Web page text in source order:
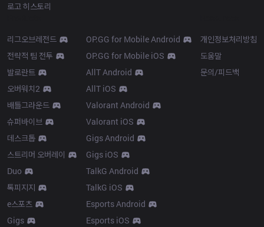
로고 히스토리
리그오브레전드
전략적 팀 전투
발로란트
오버워치2
배틀그라운드
슈퍼바이브
데스크톱
스트리머 오버레이
Duo
톡피지지
e스포츠
Gigs
OP.GG for Mobile Android
OP.GG for Mobile iOS
AllT Android
AllT iOS
Valorant Android
Valorant iOS
Gigs Android
Gigs iOS
TalkG Android
TalkG iOS
Esports Android
Esports iOS
개인정보처리방침
도움말
문의/피드백